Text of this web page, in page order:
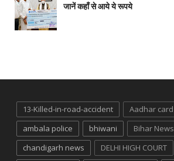
जानें कहाँ से आये ये रूपये
13-Killed-in-road-accident Aadhar card
ambala police
bhiwani
Bihar News
chandigarh news
DELHI HIGH COURT